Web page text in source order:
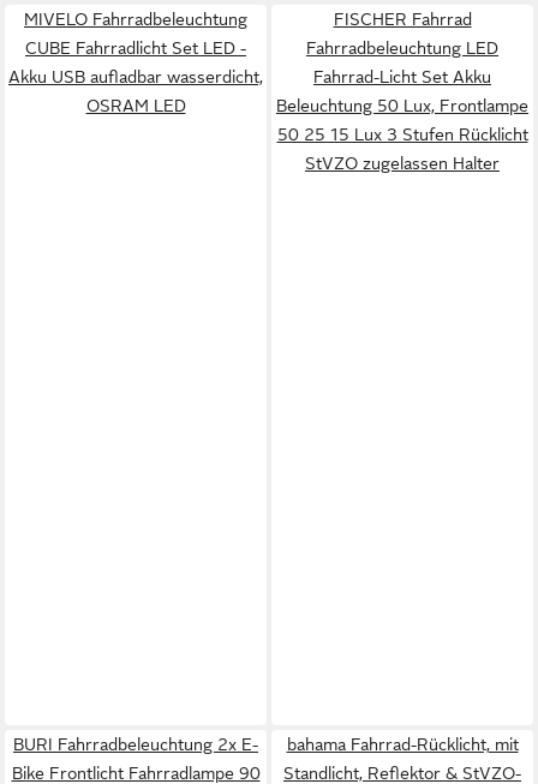
MIVELO Fahrradbeleuchtung
CUBE Fahrradlicht Set LED -
Akku USB aufladbar wasserdicht,
OSRAM LED
FISCHER Fahrrad
Fahrradbeleuchtung LED
Fahrrad-Licht Set Akku
Beleuchtung 50 Lux, Frontlampe
50 25 15 Lux 3 Stufen Rücklicht
StVZO zugelassen Halter
BURI Fahrradbeleuchtung 2x E-
Bike Frontlicht Fahrradlampe 90
bahama Fahrrad-Rücklicht, mit
Standlicht, Reflektor & StVZO-